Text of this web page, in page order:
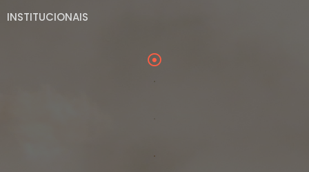
INSTITUCIONAIS
.
.